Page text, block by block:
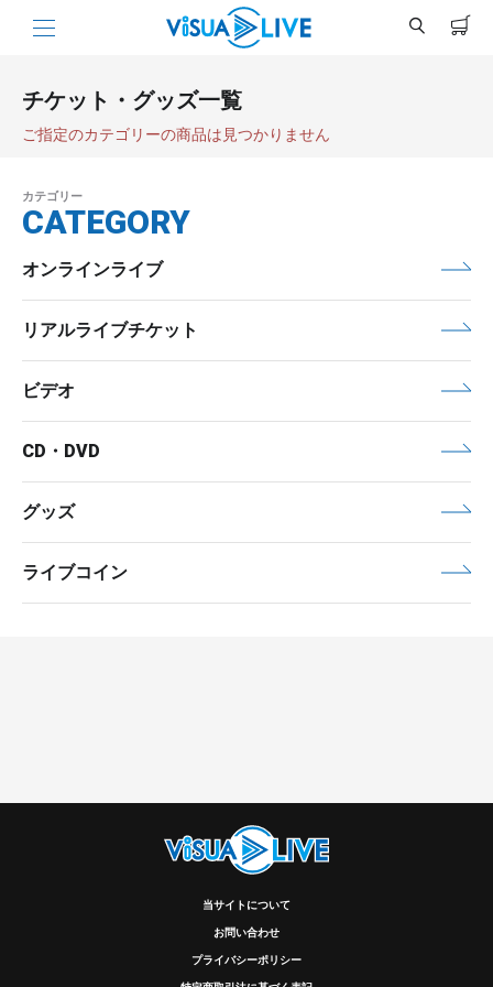
チケット・グッズ一覧
ご指定のカテゴリーの商品は見つかりません
カテゴリー
CATEGORY
オンラインライブ
リアルライブチケット
ビデオ
CD・DVD
グッズ
ライブコイン
当サイトについて
お問い合わせ
プライバシーポリシー